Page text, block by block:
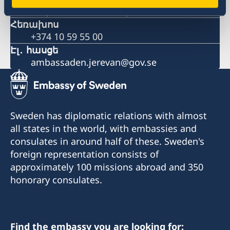
Հայաստան, 0015, Երևան
Հեռախոս
+374 10 59 55 00
Էլ․ հասցե
ambassaden.jerevan@gov.se
Sweden has diplomatic relations with almost
all states in the world, with embassies and
consulates in around half of these. Sweden's
foreign representation consists of
approximately 100 missions abroad and 350
honorary consulates.
Find the embassy you are looking for: